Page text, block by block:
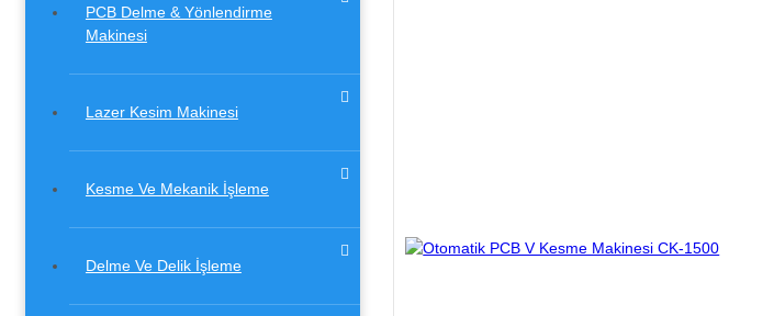
PCB Delme & Yönlendirme
Makinesi
Lazer Kesim Makinesi
Kesme Ve Mekanik İşleme
Delme Ve Delik İşleme